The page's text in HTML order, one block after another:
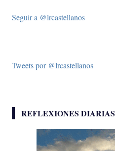
Seguir a @lrcastellanos
Tweets por @lrcastellanos
REFLEXIONES DIARIAS